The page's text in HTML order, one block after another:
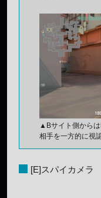
▲Bサイト側から
相手を一方的に視
[E]スパイカメラ